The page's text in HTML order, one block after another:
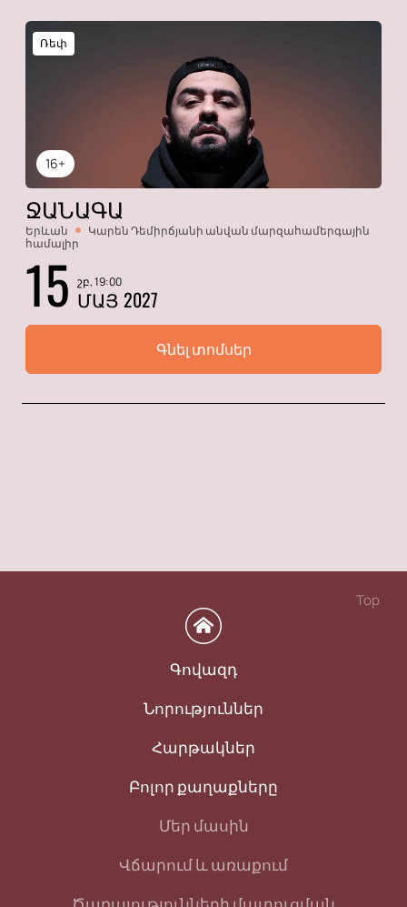
16+
Ռեփ
ՋԱՆԱԳԱ
Երևան
Կարեն Դեմիրճյանի անվան մարզահամերգային
համալիր
15 շբ, 19:00
ՄԱՅ 2027
Գնել տոմսեր
Top
Գովազդ
Նորություններ
Հարթակներ
Բոլոր քաղաքները
Մեր մասին
Վճարում և առաքում